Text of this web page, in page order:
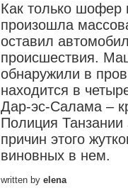
Как только шофер
произошла
оставил
происшествия.
обнаружили в
находится в
Дар-эс-Салама –
Полиция
причин этого
виновных в нем.
written by elena